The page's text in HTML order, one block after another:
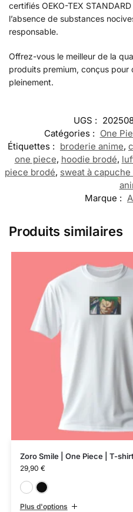
certifiés OEKO-TEX
l’absence de substances
responsable.
Offrez-vous le meilleur de la
produits premium, conçus pour
pleinement.
UGS :
Catégories : One
Étiquettes : broderie anime,
one piece, hoodie brodé,
piece brodé, sweat à capuche
Marque :
Produits similaires
Zoro Smile | One Piece | T-
29,90 €
Plus d'options